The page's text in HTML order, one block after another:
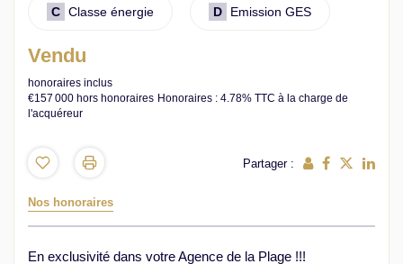
C Classe énergie D Emission GES
Vendu
honoraires inclus
€157 000 hors honoraires Honoraires : 4.78% TTC à la charge de
l'acquéreur
Partager :
Nos honoraires
En exclusivité dans votre Agence de la Plage !!!